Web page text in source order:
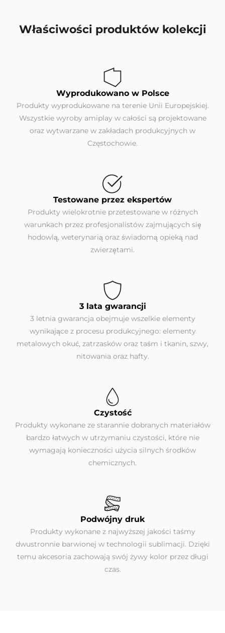
Właściwości produktów kolekcji
Wyprodukowano w Polsce
Produkty wyprodukowane na terenie Unii Europejskiej.
Wszystkie wyroby amiplay w całości są projektowane
oraz wytwarzane w zakładach produkcyjnych w
Częstochowie.
Testowane przez ekspertów
Produkty wielokrotnie przetestowane w różnych
warunkach przez profesjonalistów zajmujących się
hodowlą, weterynarią oraz świadomą opieką nad
zwierzętami.
3 lata gwarancji
3 letnia gwarancja obejmuje wszelkie elementy
wynikające z procesu produkcyjnego: elementy
metalowych okuć, zatrzasków oraz taśm i tkanin, szwy,
nitowania oraz hafty.
Czystość
Produkty wykonane ze starannie dobranych materiałów
bardzo łatwych w utrzymaniu czystości, które nie
wymagają konieczności użycia silnych środków
chemicznych.
Podwójny druk
Produkty wykonane z najwyższej jakości taśmy
dwustronnie barwionej w technologii sublimacji. Dzięki
temu akcesoria zachowają swój żywy kolor przez długi
czas.